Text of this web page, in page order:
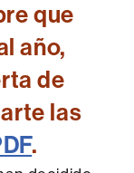
que
año,
de
las
.